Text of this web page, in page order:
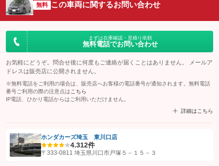
無料 この車両に関するお問い合わせ
まずは在庫確認・見積り依頼
無料電話でお問い合わせ
お気軽にどうぞ。問合せ後に何度もご連絡が届くことはありません。 メールア
ドレスは販売店に公開されません。
※無料電話をご利用の場合は、販売店へお客様の電話番号が通知されます。無料電話
番号ご利用の際の注意点は こちら
IP電話、ひかり電話からはご利用いただけません。
詳細はこちら
【STEP1】認証画面でグーネットを友だち追加してから「許可する」ボタンを押
ホンダカーズ埼玉 東川口店
4.312件
〒333-0811 埼玉県川口市戸塚５－１５－３